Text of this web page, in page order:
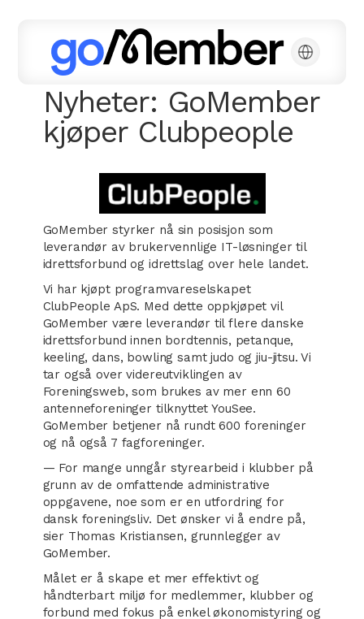
Nyheter: GoMember
kjøper Clubpeople
GoMember styrker nå sin posisjon som
leverandør av brukervennlige IT-løsninger til
idrettsforbund og idrettslag over hele landet.
Vi har kjøpt programvareselskapet
ClubPeople ApS. Med dette oppkjøpet vil
GoMember være leverandør til flere danske
idrettsforbund innen bordtennis, petanque,
keeling, dans, bowling samt judo og jiu-jitsu. Vi
tar også over videreutviklingen av
Foreningsweb, som brukes av mer enn 60
antenneforeninger tilknyttet YouSee.
GoMember betjener nå rundt 600 foreninger
og nå også 7 fagforeninger.
— For mange unngår styrearbeid i klubber på
grunn av de omfattende administrative
oppgavene, noe som er en utfordring for
dansk foreningsliv. Det ønsker vi å endre på,
sier Thomas Kristiansen, grunnlegger av
GoMember.
Målet er å skape et mer effektivt og
håndterbart miljø for medlemmer, klubber og
forbund med fokus på enkel økonomistyring og